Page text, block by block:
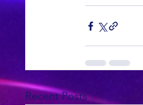
Recent Posts